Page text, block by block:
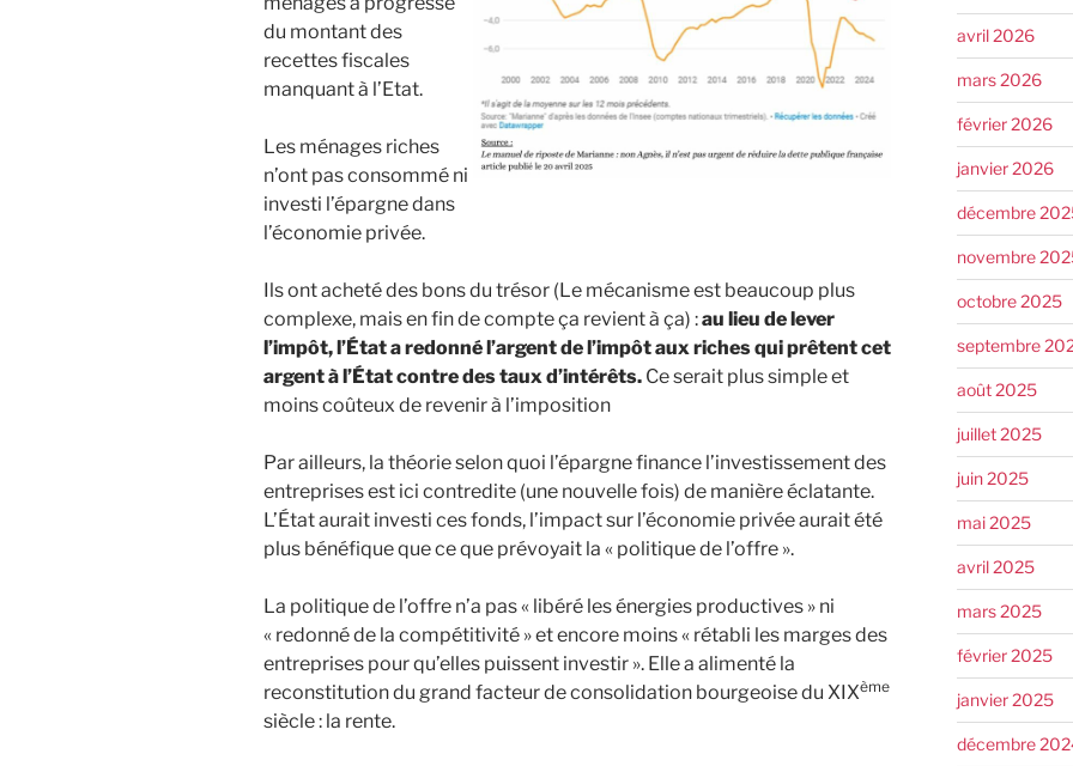
du montant des
recettes fiscales
manquant à l’Etat.
Les ménages riches
n’ont pas consommé ni
investi l’épargne dans
l’économie privée.
Ils ont acheté des bons du trésor (Le mécanisme est beaucoup plus
complexe, mais en fin de compte ça revient à ça) :au lieu de lever
l’impôt, l’État a redonné l’argent de l’impôt aux riches qui prêtent cet
argent à l’État contre des taux d’intérêts. Ce serait plus simple et
moins coûteux de revenir à l’imposition
Par ailleurs, la théorie selon quoi l’épargne finance l’investissement des
entreprises est ici contredite (une nouvelle fois) de manière éclatante.
L’État aurait investi ces fonds, l’impact sur l’économie privée aurait été
plus bénéfique que ce que prévoyait la « politique de l’offre ».
La politique de l’offre n’a pas « libéré les énergies productives » ni
« redonné de la compétitivité » et encore moins « rétabli les marges des
entreprises pour qu’elles puissent investir ». Elle a alimenté la
reconstitution du grand facteur de consolidation bourgeoise du XIXème
siècle : la rente.
avril 2026
mars 2026
février 2026
janvier 2026
décembre
novembre
octobre 2025
septembre
août 2025
juillet 2025
juin 2025
mai 2025
avril 2025
mars 2025
février 2025
janvier 2025
décembre